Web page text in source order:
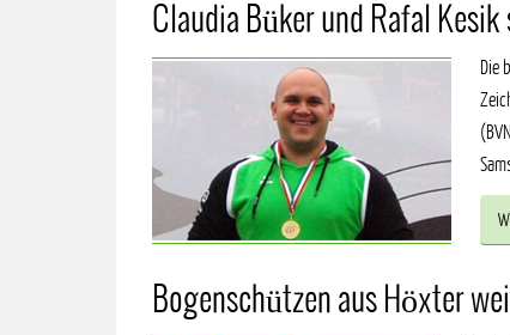
Claudia Büker und Rafal
Die
Bogenschützen aus Höxter